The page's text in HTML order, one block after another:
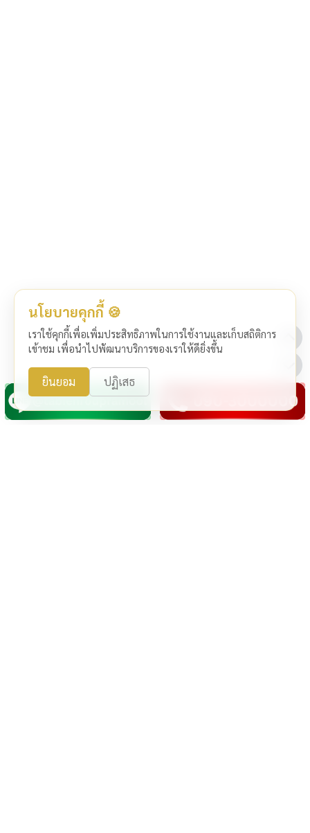
นโยบายคุกกี้ 🍪
เราใช้คุกกี้เพื่อเพิ่มประสิทธิภาพในการใช้งานและเก็บสถิติการ
เข้าชม เพื่อนำไปพัฒนาบริการของเราให้ดียิ่งขึ้น
ยินยอม ปฏิเสธ